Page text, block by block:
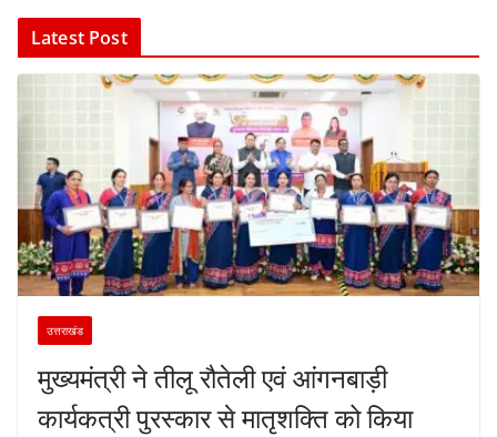
Latest Post
उत्तराखंड
मुख्यमंत्री ने तीलू रौतेली एवं आंगनबाड़ी
कार्यकत्री पुरस्कार से मातृशक्ति को किया